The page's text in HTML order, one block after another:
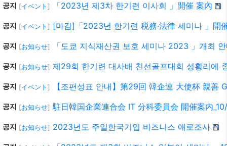
공지 [イベント ] 「2023년 제3차 한기련 이사회 」開催 案內
공지 [イベント ] [마감]「2023년 한기련 税務·法律 세미나 」開
공지 [お知らせ] 「도쿄 지식재산권 보호 세미나 2023 」개최
공지 [お知らせ] 제29회 한기련 대사배 친선골프대회 성황리에
공지 [イベント ] 【조편성표 안내】第29回 韓企連 大使杯 親善
공지 [お知らせ] 駐日韓国企業連合会 IT 分科委員会 開催案内
공지 [お知らせ] 2023년도 주일한국기업 비즈니스 애로조사